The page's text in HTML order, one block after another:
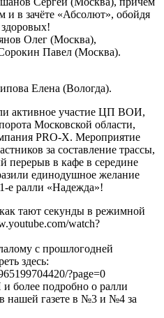
и в зачёте «Абсолют», обойдя
Олег (Москва),
Павел (Москва).
Елена (Вологда).
активное участие ЦП ВОИ,
Московской области,
PRO-X. Мероприятие
за составление трассы,
перерыв в кафе в середине
единодушное желание
е ралли «Надежда»!
тают секунды в режимной
watch?
с прошлогодней
здесь:
?page=0
более подробно о ралли
нашей газете в №3 и №4 за